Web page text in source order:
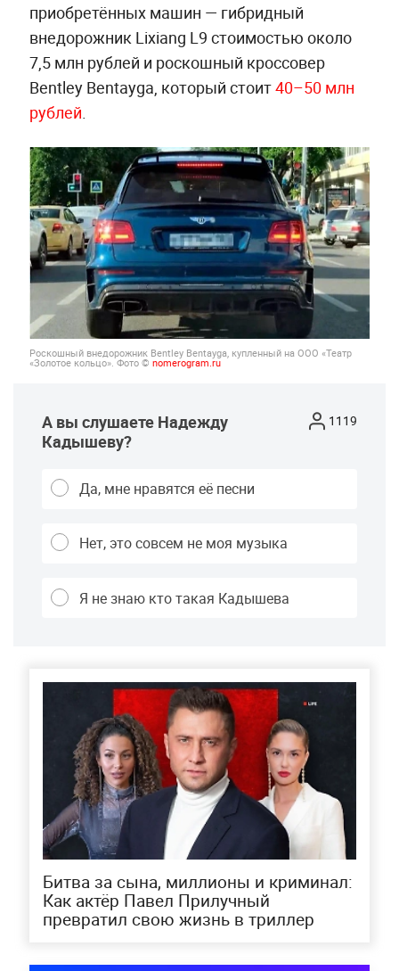
приобретённых машин — гибридный
внедорожник Lixiang L9 стоимостью около
7,5 млн рублей и роскошный кроссовер
Bentley Bentayga, который стоит40–50 млн
рублей.
Роскошный внедорожник Bentley Bentayga, купленный на ООО «Театр
«Золотое кольцо». Фото © nomerogram.ru
А вы слушаете Надежду
Кадышеву?
1119
Да, мне нравятся её песни
Нет, это совсем не моя музыка
Я не знаю кто такая Кадышева
Битва за сына, миллионы и криминал:
Как актёр Павел Прилучный
превратил свою жизнь в триллер